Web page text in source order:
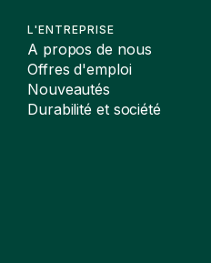
L'ENTREPRISE
A propos de nous
Offres d'emploi
Nouveautés
Durabilité et société